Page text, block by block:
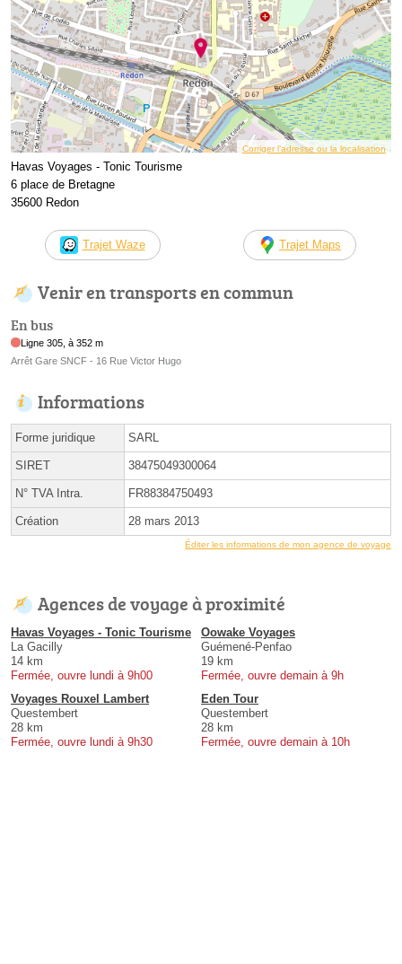
Corriger l’adresse ou la localisation
Havas Voyages - Tonic Tourisme
6 place de Bretagne
35600 Redon
Trajet Waze Trajet Maps
Venir en transports en commun
En bus
Ligne 305, à 352 m
Arrêt Gare SNCF - 16 Rue Victor Hugo
Informations
Forme juridique SARL
SIRET 38475049300064
N° TVA Intra. FR88384750493
Création 28 mars 2013
Éditer les informations de mon agence de voyage
Agences de voyage à proximité
Havas Voyages - Tonic Tourisme
La Gacilly
14 km
Fermée, ouvre lundi à 9h00
Oowake Voyages
Guémené-Penfao
19 km
Fermée, ouvre demain à 9h
Voyages Rouxel Lambert
Questembert
28 km
Fermée, ouvre lundi à 9h30
Eden Tour
Questembert
28 km
Fermée, ouvre demain à 10h